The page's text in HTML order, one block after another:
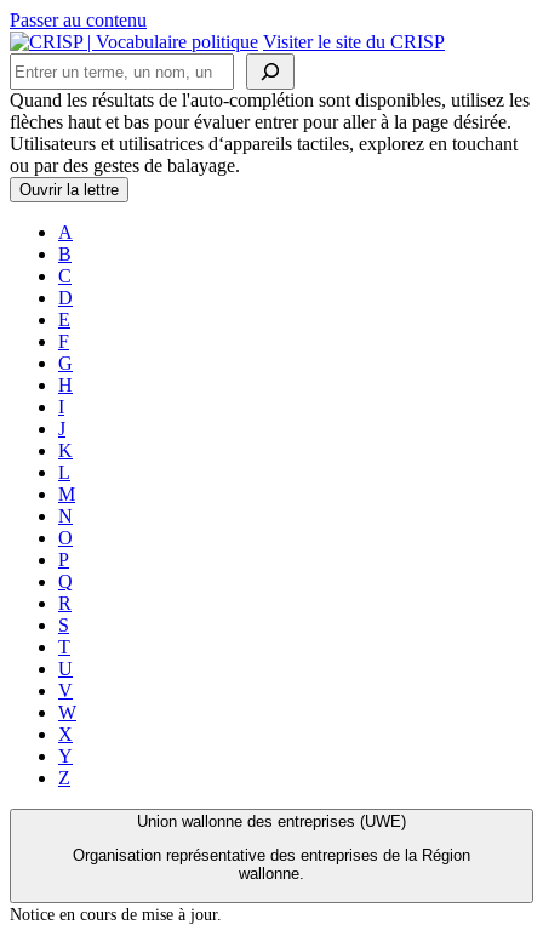
Passer au contenu
Navigation
principale
Visiter le site du CRISP
Rechercher
Quand les résultats de l'auto-complétion sont disponibles, utilisez les
flèches haut et bas pour évaluer entrer pour aller à la page désirée.
Utilisateurs et utilisatrices d‘appareils tactiles, explorez en touchant
ou par des gestes de balayage.
Ouvrir la lettre
A
B
C
D
E
F
G
H
I
J
K
L
M
N
O
P
Q
R
S
T
U
V
W
X
Y
Z
Union wallonne des entreprises (UWE)
Organisation représentative des entreprises de la Région
wallonne.
Notice en cours de mise à jour.